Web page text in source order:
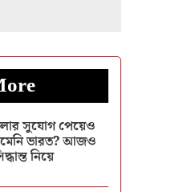
সুযোগ পেয়েও
ভারত? আজও
নিয়ে